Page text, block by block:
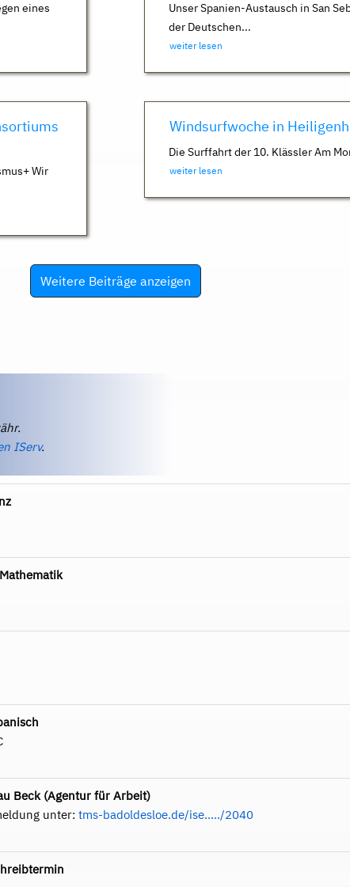
eines
Unser Spanien-Austausch in San
der Deutschen...
weiter lesen
Wir
Windsurfwoche in
Die Surffahrt der 10. Klässler Am
weiter lesen
Weitere Beiträge anzeigen
IServ.
Beck (Agentur für Arbeit)
unter: tms-badoldesloe.de/ise...../2040